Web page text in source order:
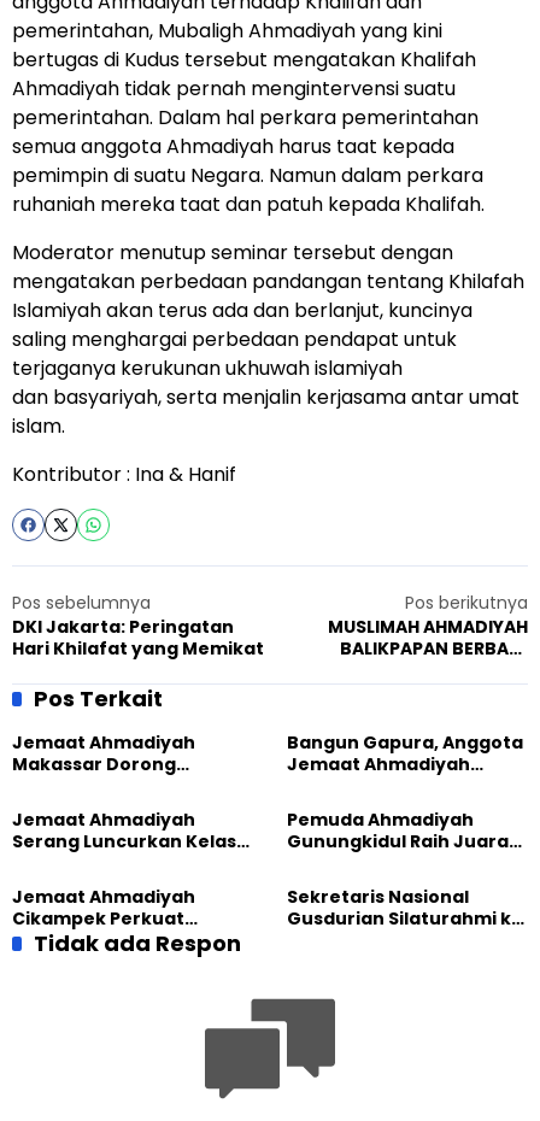
pemerintahan, Mubaligh Ahmadiyah yang kini
bertugas di Kudus tersebut mengatakan Khalifah
Ahmadiyah tidak pernah mengintervensi suatu
pemerintahan. Dalam hal perkara pemerintahan
semua anggota Ahmadiyah harus taat kepada
pemimpin di suatu Negara. Namun dalam perkara
ruhaniah mereka taat dan patuh kepada Khalifah.
Moderator menutup seminar tersebut dengan
mengatakan perbedaan pandangan tentang Khilafah
Islamiyah akan terus ada dan berlanjut, kuncinya
saling menghargai perbedaan pendapat untuk
terjaganya kerukunan ukhuwah islamiyah
dan basyariyah, serta menjalin kerjasama antar umat
islam.
Kontributor : Ina & Hanif
Pos sebelumnya
DKI Jakarta: Peringatan
Hari Khilafat yang Memikat
Pos berikutnya
MUSLIMAH AHMADIYAH
BALIKPAPAN BERBAGI
INDONESIA
Pos Terkait
Jemaat Ahmadiyah
Makassar Dorong
Lewat Edukasi Ekoteologi
Bangun Gapura, Anggota
Jemaat Ahmadiyah
Sambut HUT RI ke-81
Jemaat Ahmadiyah
Serang Luncurkan Kelas
Generasi Unggul
Pemuda Ahmadiyah
Gunungkidul Raih Juara
Jemaat Ahmadiyah
Cikampek Perkuat
Komitmen Bangun Masjid
Sekretaris Nasional
Gusdurian Silaturahmi ke
Tidak ada Respon